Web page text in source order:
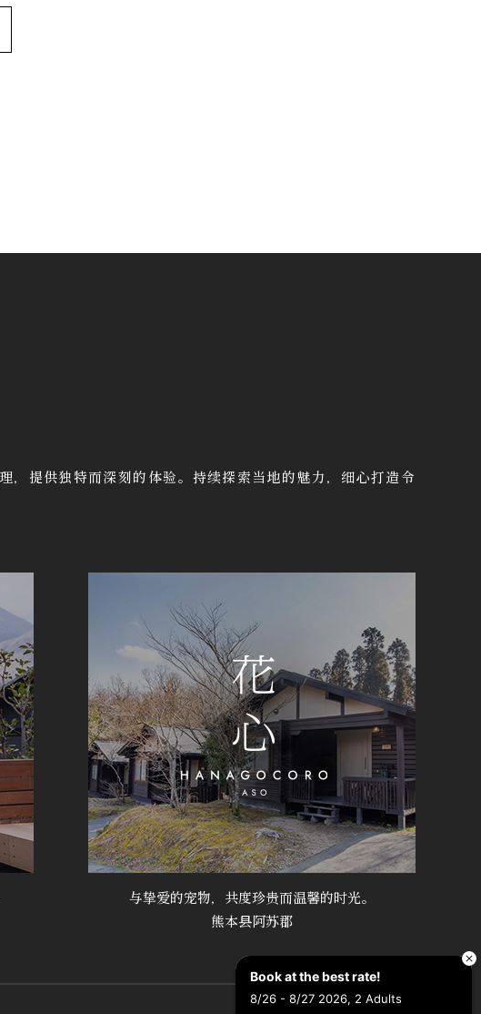
，提供独特而深刻的体验。持续探索当地的魅力，细心打造令
与挚爱的宠物，共度珍贵而温馨的时光。
熊本县阿苏郡
Book at the best rate!
8/26 - 8/27 2026, 2 Adults